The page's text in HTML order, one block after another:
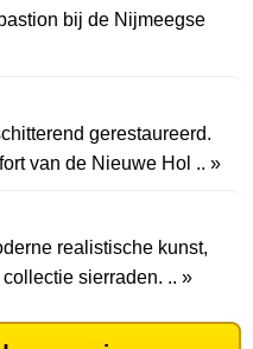
bij de Nijmeegse
gerestaureerd.
van de Nieuwe Hol .. »
realistische kunst,
sierraden. .. »